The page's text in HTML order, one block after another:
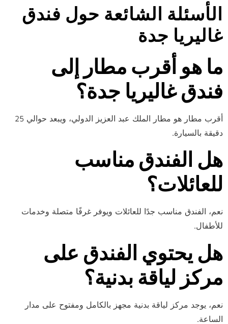
الأسئلة الشائعة حول فندق
غاليريا جدة
ما هو أقرب مطار إلى
فندق غاليريا جدة؟
أقرب مطار هو مطار الملك عبد العزيز الدولي، ويبعد حوالي 25
دقيقة بالسيارة.
هل الفندق مناسب
للعائلات؟
نعم، الفندق مناسب جدًا للعائلات ويوفر غرفًا متصلة وخدمات
للأطفال.
هل يحتوي الفندق على
مركز لياقة بدنية؟
نعم، يوجد مركز لياقة بدنية مجهز بالكامل ومفتوح على مدار
الساعة.